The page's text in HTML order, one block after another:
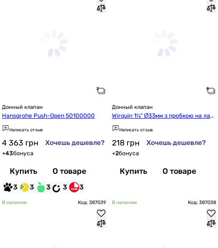
Донный клапан
Hansgrohe Push-Open 50100000
Написать отзыв
4 363 грн Хочешь дешевле?
+43бонуса
Купить О товаре
3 3 3 3 3
Донный клапан
Wirquin 1¼" Ø33мм з пробкою на лан
цюжку (9545822)
Написать отзыв
218 грн Хочешь дешевле?
+2бонуса
Купить О товаре
В наличии Код: 387039 В наличии Код: 387038